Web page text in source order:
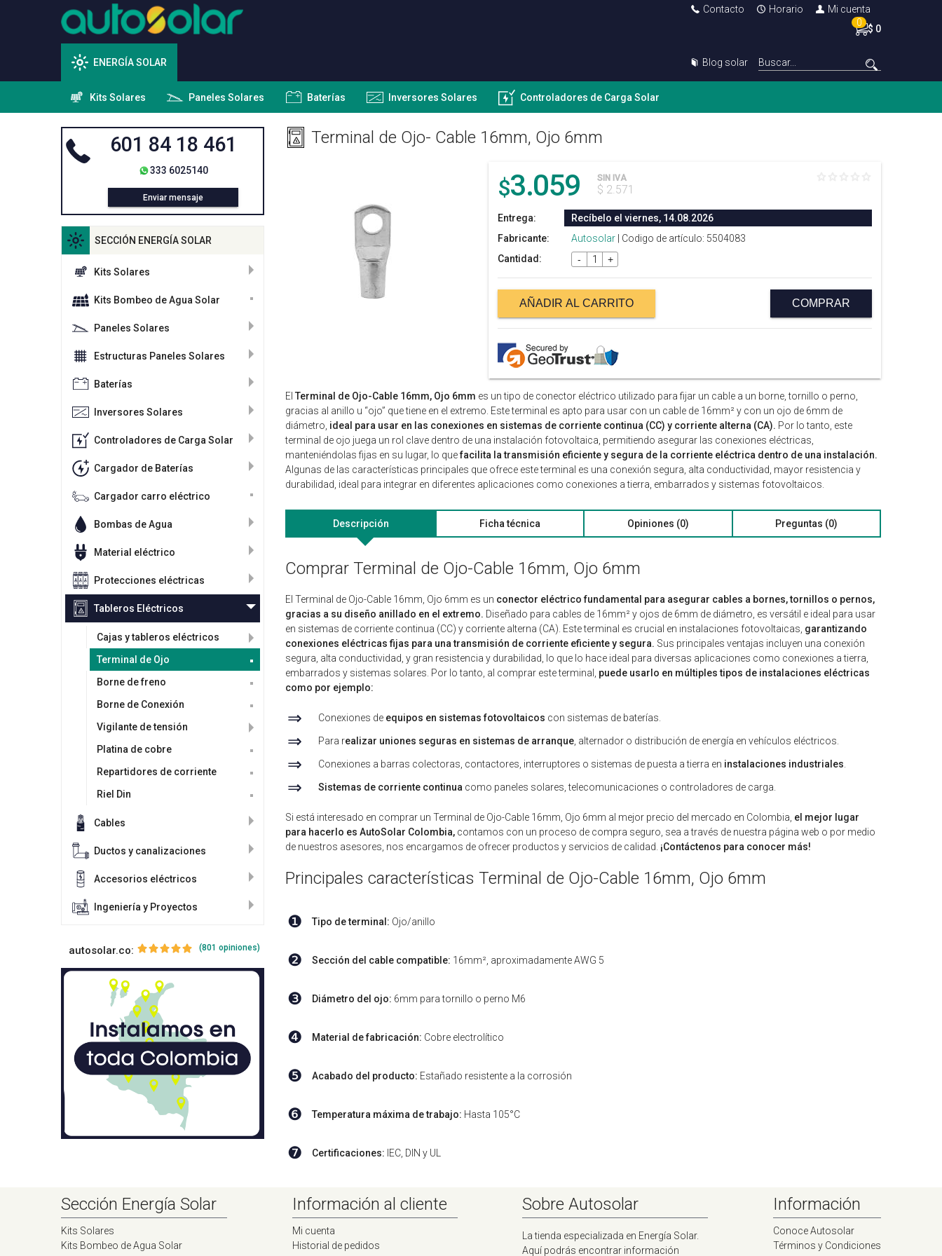
Contacto Horario
Mi cuenta
0
$ 0
ENERGÍA SOLAR Blog solar
Kits Solares Paneles Solares Baterías Inversores Solares Controladores de Carga Solar
601 84 18 461
333 6025140
Enviar mensaje
SECCIÓN ENERGÍA SOLAR
Kits Solares
Kits Bombeo de Agua Solar
Paneles Solares
Estructuras Paneles Solares
Baterías
Inversores Solares
Controladores de Carga Solar
Cargador de Baterías
Cargador carro eléctrico
Bombas de Agua
Material eléctrico
Protecciones eléctricas
Tableros Eléctricos
Cajas y tableros eléctricos
Terminal de Ojo
Borne de freno
Borne de Conexión
Vigilante de tensión
Platina de cobre
Repartidores de corriente
Riel Din
Cables
Ductos y canalizaciones
Accesorios eléctricos
Ingeniería y Proyectos
autosolar.co: (801 opiniones)
Terminal de Ojo- Cable 16mm, Ojo 6mm
$3.059 SIN IVA
$ 2.571
Entrega:
Recíbelo el viernes, 14.08.2026
Fabricante:
Autosolar | Codigo de artículo: 5504083
Cantidad:
- +
AÑADIR AL CARRITO COMPRAR
El Terminal de Ojo-Cable 16mm, Ojo 6mm es un tipo de conector eléctrico utilizado para fijar un cable a un borne, tornillo o perno,
gracias al anillo u “ojo” que tiene en el extremo. Este terminal es apto para usar con un cable de 16mm² y con un ojo de 6mm de
diámetro, ideal para usar en las conexiones en sistemas de corriente continua (CC) y corriente alterna (CA). Por lo tanto, este
terminal de ojo juega un rol clave dentro de una instalación fotovoltaica, permitiendo asegurar las conexiones eléctricas,
manteniéndolas fijas en su lugar, lo quefacilita la transmisión eficiente y segura de la corriente eléctrica dentro de una instalación.
Algunas de las características principales que ofrece este terminal es una conexión segura, alta conductividad, mayor resistencia y
durabilidad, ideal para integrar en diferentes aplicaciones como conexiones a tierra, embarrados y sistemas fotovoltaicos.
Descripción Ficha técnica Opiniones (0) Preguntas (0)
Comprar Terminal de Ojo-Cable 16mm, Ojo 6mm
El Terminal de Ojo-Cable 16mm, Ojo 6mm es un conector eléctrico fundamental para asegurar cables a bornes, tornillos o pernos,
gracias a su diseño anillado en el extremo. Diseñado para cables de 16mm² y ojos de 6mm de diámetro, es versátil e ideal para usar
en sistemas de corriente continua (CC) y corriente alterna (CA). Este terminal es crucial en instalaciones fotovoltaicas, garantizando
conexiones eléctricas fijas para una transmisión de corriente eficiente y segura. Sus principales ventajas incluyen una conexión
segura, alta conductividad, y gran resistencia y durabilidad, lo que lo hace ideal para diversas aplicaciones como conexiones a tierra,
embarrados y sistemas solares. Por lo tanto, al comprar este terminal,
puede usarlo en múltiples tipos de instalaciones eléctricas
como por ejemplo:
⇒ Conexiones de equipos en sistemas fotovoltaicos con sistemas de baterías.
⇒ Para realizar uniones seguras en sistemas de arranque , alternador o distribución de energía en vehículos eléctricos.
⇒ Conexiones a barras colectoras, contactores, interruptores o sistemas de puesta a tierra en instalaciones industriales
⇒ Sistemas de corriente continua como paneles solares, telecomunicaciones o controladores de carga.
Si está interesado en comprar un Terminal de Ojo-Cable 16mm, Ojo 6mm al mejor precio del mercado en Colombia, el mejor lugar
para hacerlo es AutoSolar Colombia, contamos con un proceso de compra seguro, sea a través de nuestra página web o por medio
de nuestros asesores, nos encargamos de ofrecer productos y servicios de calidad. ¡Contáctenos para conocer más!
Principales características Terminal de Ojo-Cable 16mm, Ojo 6mm
❶ Tipo de terminal: Ojo/anillo
❷ Sección del cable compatible: 16mm², aproximadamente AWG 5
❸ Diámetro del ojo: 6mm para tornillo o perno M6
❹ Material de fabricación: Cobre electrolítico
❺ Acabado del producto: Estañado resistente a la corrosión
❻ Temperatura máxima de trabajo: Hasta 105°C
❼ Certificaciones: IEC, DIN y UL
Sección Energía Solar
Kits Solares
Kits Bombeo de Agua Solar
Información al cliente
Mi cuenta
Historial de pedidos
Sobre Autosolar
La tienda especializada en Energía Solar.
Aquí podrás encontrar información
Información
Conoce Autosolar
Términos y Condiciones